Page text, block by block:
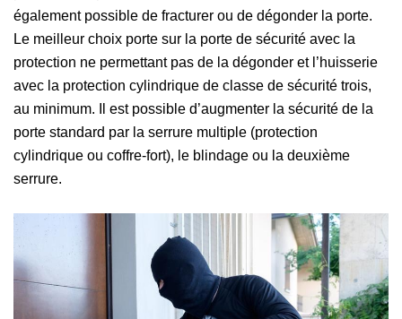
également possible de fracturer ou de dégonder la porte.
Le meilleur choix porte sur la porte de sécurité avec la
protection ne permettant pas de la dégonder et l’huisserie
avec la protection cylindrique de classe de sécurité trois,
au minimum. Il est possible d’augmenter la sécurité de la
porte standard par la serrure multiple (protection
cylindrique ou coffre-fort), le blindage ou la deuxième
serrure.